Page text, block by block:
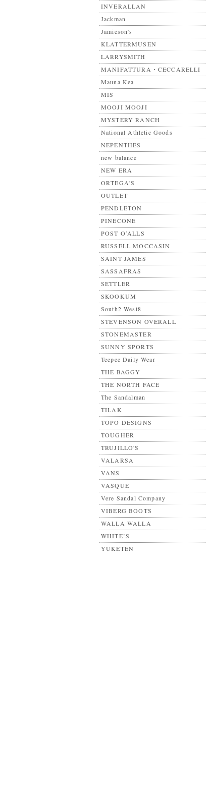
INVERALLAN
Jackman
Jamieson's
KLATTERMUSEN
LARRYSMITH
MANIFATTURA・CECCARELLI
Mauna Kea
MIS
MOOJI MOOJI
MYSTERY RANCH
National Athletic Goods
NEPENTHES
new balance
NEW ERA
ORTEGA'S
OUTLET
PENDLETON
PINECONE
POST O’ALLS
RUSSELL MOCCASIN
SAINT JAMES
SASSAFRAS
SETTLER
SKOOKUM
South2 West8
STEVENSON OVERALL
STONEMASTER
SUNNY SPORTS
Teepee Daily Wear
THE BAGGY
THE NORTH FACE
The Sandalman
TILAK
TOPO DESIGNS
TOUGHER
TRUJILLO'S
VALARSA
VANS
VASQUE
Vere Sandal Company
VIBERG BOOTS
WALLA WALLA
WHITE’S
YUKETEN